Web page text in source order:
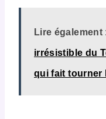
Lire également
irrésistible du
qui fait tourner